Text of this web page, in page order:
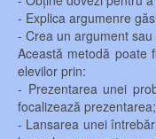
- Explica argumenre
- Crea un argument
Această metodă poate
elevilor prin:
- Prezentarea unei
focalizează prezentarea;
- Lansarea unei